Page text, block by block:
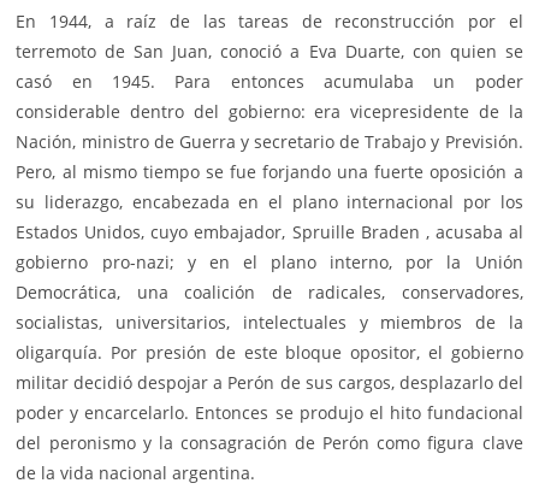
En 1944, a raíz de las tareas de reconstrucción por el
terremoto de San Juan, conoció a Eva Duarte, con quien se
casó en 1945. Para entonces acumulaba un poder
considerable dentro del gobierno: era vicepresidente de la
Nación, ministro de Guerra y secretario de Trabajo y Previsión.
Pero, al mismo tiempo se fue forjando una fuerte oposición a
su liderazgo, encabezada en el plano internacional por los
Estados Unidos, cuyo embajador, Spruille Braden , acusaba al
gobierno pro-nazi; y en el plano interno, por la Unión
Democrática, una coalición de radicales, conservadores,
socialistas, universitarios, intelectuales y miembros de la
oligarquía. Por presión de este bloque opositor, el gobierno
militar decidió despojar a Perón de sus cargos, desplazarlo del
poder y encarcelarlo. Entonces se produjo el hito fundacional
del peronismo y la consagración de Perón como figura clave
de la vida nacional argentina.